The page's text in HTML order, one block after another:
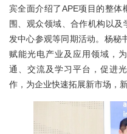
宾全面介绍了APE项目的整体
围、观众领域、 合作机构以及
发中心参观等同期活动。杨秘
赋能光电产业及应用领域，
通、交流及学习平台 ，促进
作，为企业快速拓展新市场，